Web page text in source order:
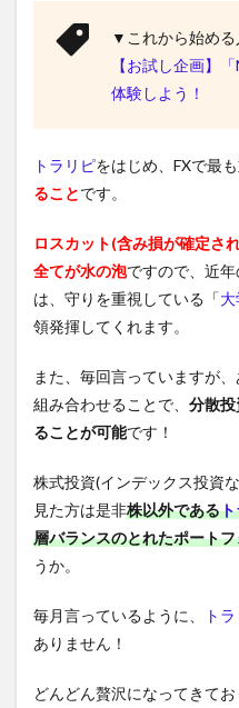
▼これから始め
【お試し企画】
体験しよう！
トラリピをはじめ、FXで最も
ることです。
ロスカット(含み損が確定さ
全てが水の泡ですので、近
は、守りを重視している「
領発揮してくれます。
また、毎回言っていますが
組み合わせることで、 分散
ることが可能です！
株式投資(インデックス投資
見た方は是非株以外であるト
層バランスのとれたポート
うか。
毎月言っているように、 ト
ありません！
どんどん贅沢になってきて